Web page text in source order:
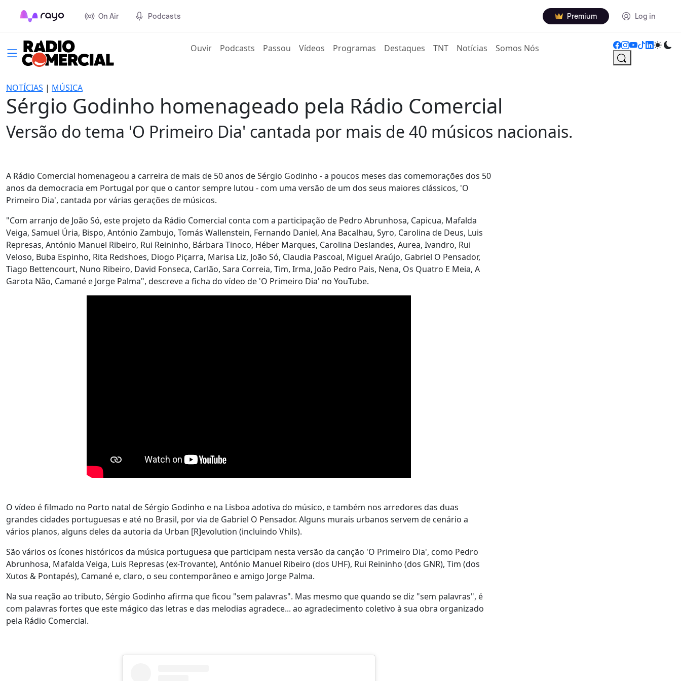
On Air Podcasts Premium Log in
Ouvir(current)
Podcasts Passou Vídeos Programas Destaques TNT Notícias Somos Nós
NOTÍCIAS | MÚSICA
Sérgio Godinho homenageado pela Rádio Comercial
Versão do tema 'O Primeiro Dia' cantada por mais de 40 músicos nacionais.
A Rádio Comercial homenageou a carreira de mais de 50 anos de Sérgio Godinho - a poucos meses das comemorações dos 50
anos da democracia em Portugal por que o cantor sempre lutou - com uma versão de um dos seus maiores clássicos, 'O
Primeiro Dia', cantada por várias gerações de músicos.
"Com arranjo de João Só, este projeto da Rádio Comercial conta com a participação de Pedro Abrunhosa, Capicua, Mafalda
Veiga, Samuel Úria, Bispo, António Zambujo, Tomás Wallenstein, Fernando Daniel, Ana Bacalhau, Syro, Carolina de Deus, Luis
Represas, António Manuel Ribeiro, Rui Reininho, Bárbara Tinoco, Héber Marques, Carolina Deslandes, Aurea, Ivandro, Rui
Veloso, Buba Espinho, Rita Redshoes, Diogo Piçarra, Marisa Liz, João Só, Claudia Pascoal, Miguel Araújo, Gabriel O Pensador,
Tiago Bettencourt, Nuno Ribeiro, David Fonseca, Carlão, Sara Correia, Tim, Irma, João Pedro Pais, Nena, Os Quatro E Meia, A
Garota Não, Camané e Jorge Palma", descreve a ficha do vídeo de 'O Primeiro Dia' no YouTube.
O vídeo é filmado no Porto natal de Sérgio Godinho e na Lisboa adotiva do músico, e também nos arredores das duas
grandes cidades portuguesas e até no Brasil, por via de Gabriel O Pensador. Alguns murais urbanos servem de cenário a
vários planos, alguns deles da autoria da Urban [R]evolution (incluindo Vhils).
São vários os ícones históricos da música portuguesa que participam nesta versão da canção 'O Primeiro Dia', como Pedro
Abrunhosa, Mafalda Veiga, Luis Represas (ex-Trovante), António Manuel Ribeiro (dos UHF), Rui Reininho (dos GNR), Tim (dos
Xutos & Pontapés), Camané e, claro, o seu contemporâneo e amigo Jorge Palma.
Na sua reação ao tributo, Sérgio Godinho afirma que ficou "sem palavras". Mas mesmo que quando se diz "sem palavras", é
com palavras fortes que este mágico das letras e das melodias agradece... ao agradecimento coletivo à sua obra organizado
pela Rádio Comercial.